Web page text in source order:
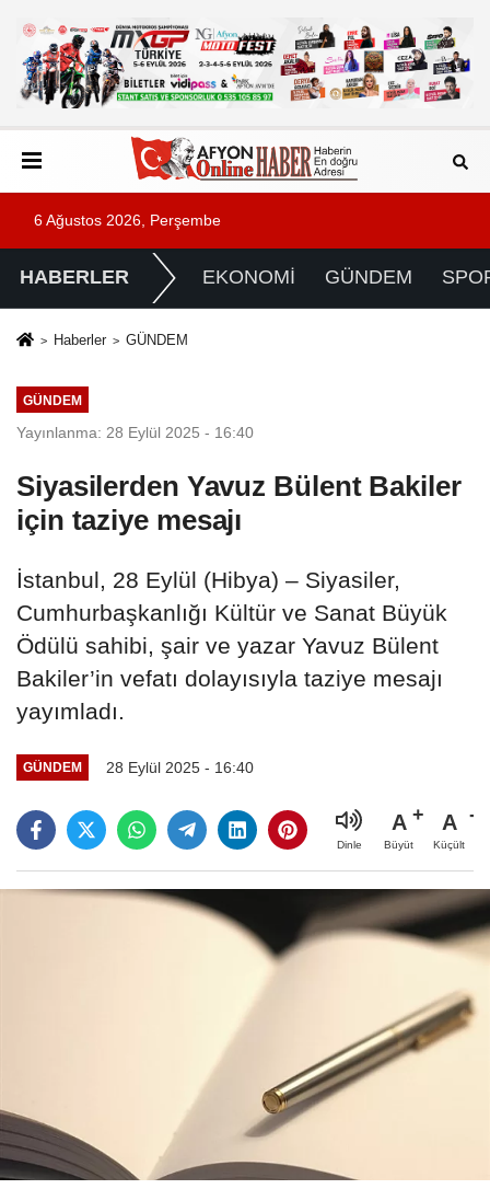
6 Ağustos 2026, Perşembe
HABERLER EKONOMİ GÜNDEM
Haberler GÜNDEM
GÜNDEM
Yayınlanma: 28 Eylül 2025 - 16:40
Siyasilerden Yavuz Bülent Bakiler
için taziye mesajı
İstanbul, 28 Eylül (Hibya) – Siyasiler,
Cumhurbaşkanlığı Kültür ve Sanat Büyük
Ödülü sahibi, şair ve yazar Yavuz Bülent
Bakiler’in vefatı dolayısıyla taziye mesajı
yayımladı.
GÜNDEM 28 Eylül 2025 - 16:40
Dinle
A
Büyüt
A
Küçült